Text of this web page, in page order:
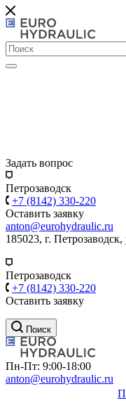
Задать вопрос
Петрозаводск
+7 (8142) 330-220
Оставить заявку
anton@eurohydraulic.ru
185023, г.
Петрозаводск
+7 (8142) 330-220
Оставить заявку
Поиск
Пн-Пт: 9:00-18:00
anton@eurohydraulic.ru